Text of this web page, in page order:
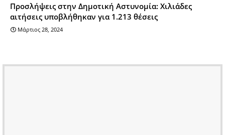
Προσλήψεις στην Δημοτική Αστυνομία: Χιλιάδες
αιτήσεις υποβλήθηκαν για 1.213 θέσεις
Μάρτιος 28, 2024